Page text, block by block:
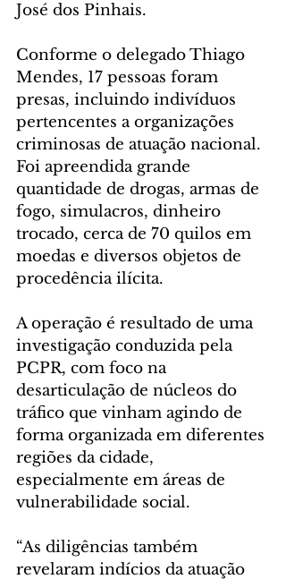
José dos Pinhais.
Conforme o delegado Thiago
Mendes, 17 pessoas foram
presas, incluindo indivíduos
pertencentes a organizações
criminosas de atuação nacional.
Foi apreendida grande
quantidade de drogas, armas de
fogo, simulacros, dinheiro
trocado, cerca de 70 quilos em
moedas e diversos objetos de
procedência ilícita.
A operação é resultado de uma
investigação conduzida pela
PCPR, com foco na
desarticulação de núcleos do
tráfico que vinham agindo de
forma organizada em diferentes
regiões da cidade,
especialmente em áreas de
vulnerabilidade social.
“As diligências também
revelaram indícios da atuação